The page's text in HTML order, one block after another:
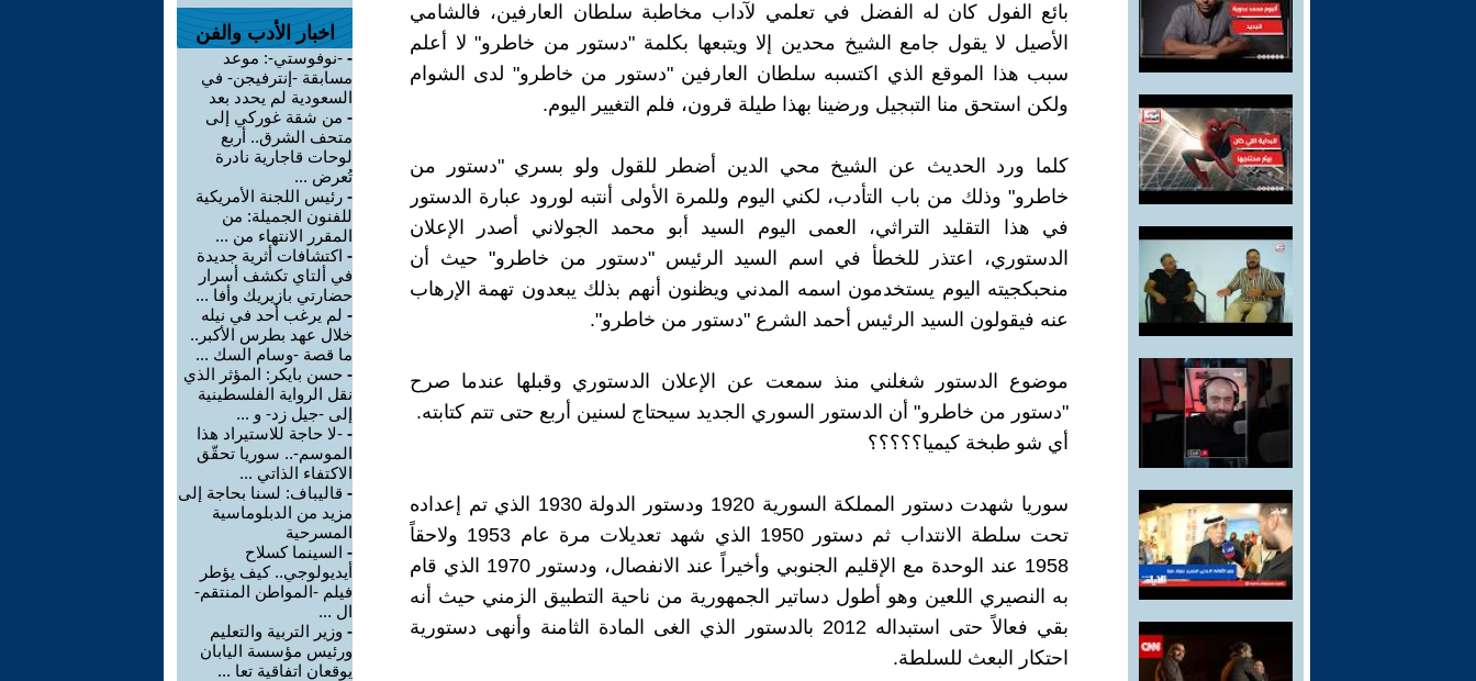
بائع الفول كان له الفضل في تعلمي لآداب مخاطبة سلطان العارفين، فالشامي
الأصيل لا يقول جامع الشيخ محدين إلا ويتبعها بكلمة "دستور من خاطرو" لا أعلم
سبب هذا الموقع الذي اكتسبه سلطان العارفين "دستور من خاطرو" لدى الشوام
ولكن استحق منا التبجيل ورضينا بهذا طيلة قرون، فلم التغيير اليوم.
كلما ورد الحديث عن الشيخ محي الدين أضطر للقول ولو بسري "دستور من
خاطرو" وذلك من باب التأدب، لكني اليوم وللمرة الأولى أنتبه لورود عبارة الدستور
في هذا التقليد التراثي، العمى اليوم السيد أبو محمد الجولاني أصدر الإعلان
الدستوري، اعتذر للخطأ في اسم السيد الرئيس "دستور من خاطرو" حيث أن
منحبكجيته اليوم يستخدمون اسمه المدني ويظنون أنهم بذلك يبعدون تهمة الإرهاب
عنه فيقولون السيد الرئيس أحمد الشرع "دستور من خاطرو".
موضوع الدستور شغلني منذ سمعت عن الإعلان الدستوري وقبلها عندما صرح
"دستور من خاطرو" أن الدستور السوري الجديد سيحتاج لسنين أربع حتى تتم كتابته.
أي شو طبخة كيميا؟؟؟؟؟
سوريا شهدت دستور المملكة السورية 1920 ودستور الدولة 1930 الذي تم إعداده
تحت سلطة الانتداب ثم دستور 1950 الذي شهد تعديلات مرة عام 1953 ولاحقاً
1958 عند الوحدة مع الإقليم الجنوبي وأخيراً عند الانفصال، ودستور 1970 الذي قام
به النصيري اللعين وهو أطول دساتير الجمهورية من ناحية التطبيق الزمني حيث أنه
بقي فعالاً حتى استبداله 2012 بالدستور الذي الغى المادة الثامنة وأنهى دستورية
احتكار البعث للسلطة.
اخبار الأدب والفن
- -نوفوستي-: موعد
مسابقة -إنترفيجن- في
السعودية لم يحدد بعد
- من شقة غوركي إلى
متحف الشرق.. أربع
لوحات قاجارية نادرة
تُعرض ...
- رئيس اللجنة الأمريكية
للفنون الجميلة: من
المقرر الانتهاء من ...
- اكتشافات أثرية جديدة
في ألتاي تكشف أسرار
حضارتي بازيريك وأفا ...
- لم يرغب أحد في نيله
خلال عهد بطرس الأكبر..
ما قصة -وسام السك ...
- حسن بايكر: المؤثر الذي
نقل الرواية الفلسطينية
إلى -جيل زد- و ...
- -لا حاجة للاستيراد هذا
الموسم-.. سوريا تحقّق
الاكتفاء الذاتي ...
- قاليباف: لسنا بحاجة إلى
مزيد من الدبلوماسية
المسرحية
- السينما كسلاح
أيديولوجي.. كيف يؤطر
فيلم -المواطن المنتقم-
ال ...
- وزير التربية والتعليم
ورئيس مؤسسة اليابان
يوقعان اتفاقية تعا ...